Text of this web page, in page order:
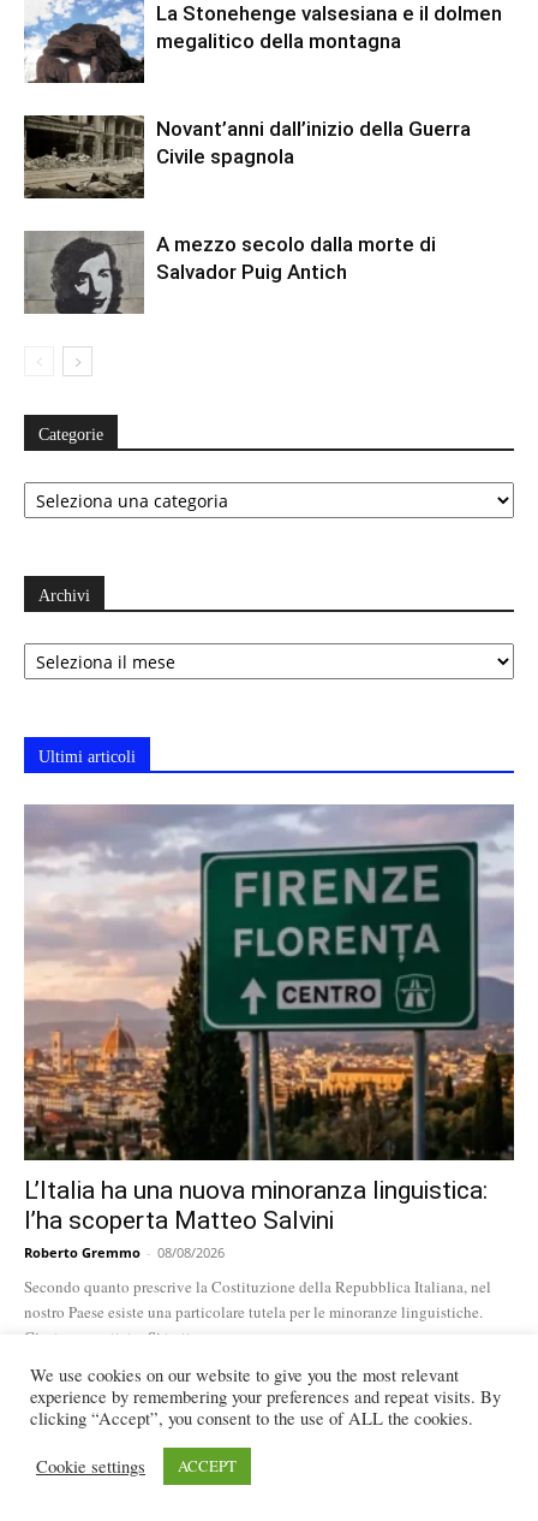
La Stonehenge valsesiana e il dolmen
megalitico della montagna
Novant’anni dall’inizio della Guerra
Civile spagnola
A mezzo secolo dalla morte di
Salvador Puig Antich
Categorie
Categorie
Archivi
Archivi
Ultimi articoli
L’Italia ha una nuova minoranza linguistica:
l’ha scoperta Matteo Salvini
Roberto Gremmo - 08/08/2026
Secondo quanto prescrive la Costituzione della Repubblica Italiana, nel
nostro Paese esiste una particolare tutela per le minoranze linguistiche.
Giusto e accettato. Si tratta...
Le lingue che costruirono l’Europa
02/08/2026
We use cookies on our website to give you the most relevant
experience by remembering your preferences and repeat visits. By
clicking “Accept”, you consent to the use of ALL the cookies.
Cookie settings ACCEPT